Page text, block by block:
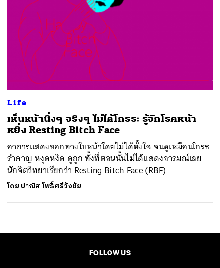
Life
เห็นหน้านิ่งๆ จริงๆ ไม่ได้โกรธ: รู้จักโรคหน้า
หยิ่ง Resting Bitch Face
อาการแสดงออกทางใบหน้าโดยไม่ได้ตั้งใจ จนดูเหมือนโกรธ
รำคาญ หงุดหงิด ดูถูก ทั้งที่ตอนนั้นไม่ได้แสดงอารมณ์เลย
นักจิตวิทยาเรียกว่า Resting Bitch Face (RBF)
โดย ปาณิส โพธิ์ศรีวังชัย
FOLLOW US
ค้นหา
SHARE TWEET LINE EMAIL